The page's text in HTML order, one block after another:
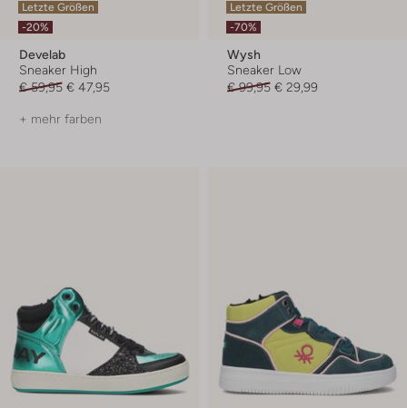
Letzte Größen
-20%
Develab
Sneaker High
€ 59,95 € 47,95
+ mehr farben
Letzte Größen
-70%
Wysh
Sneaker Low
€ 99,95 € 29,99